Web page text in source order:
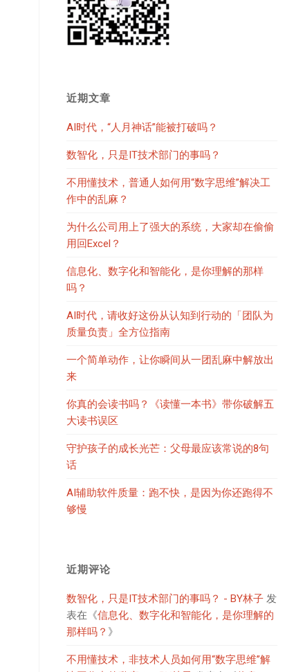
近期文章
AI时代，“人月神话”能被打破吗？
数智化，只是IT技术部门的事吗？
不用懂技术，普通人如何用“数字思维”解决工
作中的乱麻？
为什么公司用上了强大的系统，大家却在偷偷
用回Excel？
信息化、数字化和智能化，是你理解的那样
吗？
AI时代，请收好这份从认知到行动的「团队为
质量负责」全方位指南
一个简单动作，让你瞬间从一团乱麻中解放出
来
你真的会读书吗？《读懂一本书》带你破解五
大读书误区
守护孩子的成长光芒：父母最应该常说的8句
话
AI辅助软件质量：跑不快，是因为你还跑得不
够慢
近期评论
数智化，只是IT技术部门的事吗？ - BY林子 发
表在《信息化、数字化和智能化，是你理解的
那样吗？ 》
不用懂技术，非技术人员如何用“数字思维”解